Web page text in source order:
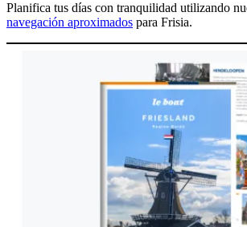
Planifica tus días con tranquilidad utilizando
navegación aproximados para Frisia.